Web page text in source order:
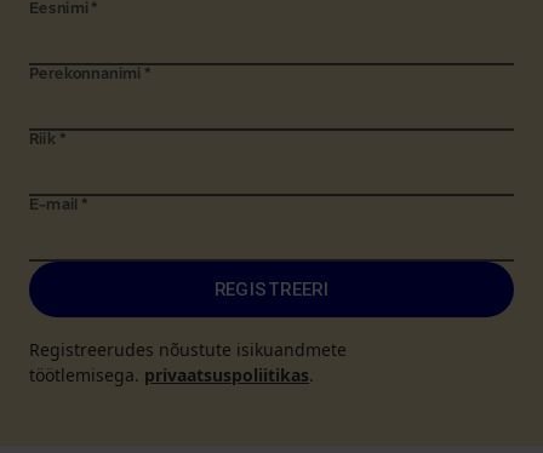
Eesnimi *
Perekonnanimi *
Riik *
E-mail *
REGISTREERI
Registreerudes nõustute isikuandmete
töötlemisega. privaatsuspoliitikas.